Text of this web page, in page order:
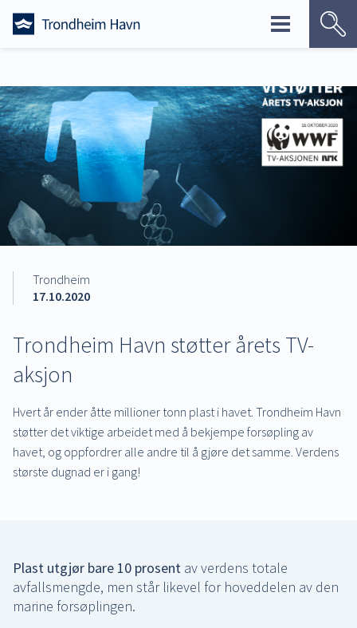
Skip
Trondheim
17.10.2020
Trondheim Havn støtter årets TV-
aksjon
Hvert år ender åtte millioner tonn plast i havet. Trondheim Havn
støtter det viktige arbeidet med å bekjempe forsøpling av
havet, og oppfordrer alle andre til å gjøre det samme. Verdens
største dugnad er i gang!
Plast utgjør bare 10 prosent av verdens totale
avfallsmengde, men står likevel for hoveddelen av den
marine forsøplingen.